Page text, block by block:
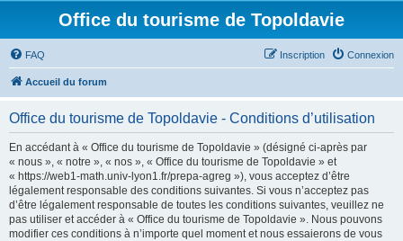
Office du tourisme de Topoldavie
FAQ Connexion
Inscription
Accueil du forum
Office du tourisme de Topoldavie - Conditions d’utilisation
En accédant à « Office du tourisme de Topoldavie » (désigné ci-après par
« nous », « notre », « nos », « Office du tourisme de Topoldavie » et
« https://web1-math.univ-lyon1.fr/prepa-agreg »), vous acceptez d’être
légalement responsable des conditions suivantes. Si vous n’acceptez pas
d’être légalement responsable de toutes les conditions suivantes, veuillez ne
pas utiliser et accéder à « Office du tourisme de Topoldavie ». Nous pouvons
modifier ces conditions à n’importe quel moment et nous essaierons de vous